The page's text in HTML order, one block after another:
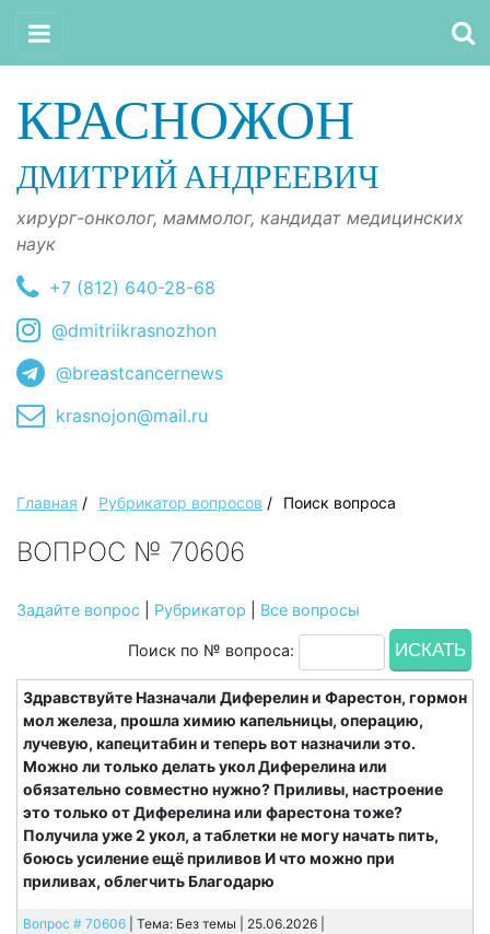
КРАСНОЖОН
ДМИТРИЙ АНДРЕЕВИЧ
хирург-онколог, маммолог, кандидат медицинских
наук
+7 (812) 640-28-68
@dmitriikrasnozhon
@breastcancernews
krasnojon@mail.ru
Главная / Рубрикатор вопросов / Поиск вопроса
ВОПРОС № 70606
Задайте вопрос Рубрикатор Все вопросы
Поиск по № вопроса:
Здравствуйте Назначали Диферелин и Фарестон, гормон
мол железа, прошла химию капельницы, операцию,
лучевую, капецитабин и теперь вот назначили это.
Можно ли только делать укол Диферелина или
обязательно совместно нужно? Приливы, настроение
это только от Диферелина или фарестона тоже?
Получила уже 2 укол, а таблетки не могу начать пить,
боюсь усиление ещё приливов И что можно при
приливах, облегчить Благодарю
Вопрос # 70606 | Тема: Без темы | 25.06.2026 |